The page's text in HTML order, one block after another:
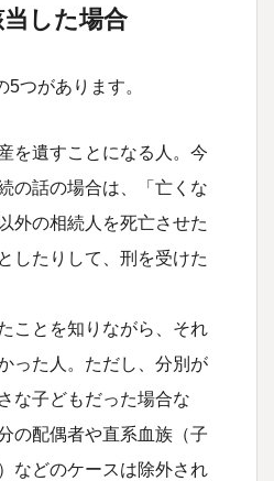
当した場合
つがあります。
を遺すことになる人。今
の話の場合は、「亡くな
外の相続人を死亡させた
したりして、刑を受けた
ことを知りながら、それ
った人。ただし、分別が
な子どもだった場合な
の配偶者や直系血族（子
などのケースは除外され